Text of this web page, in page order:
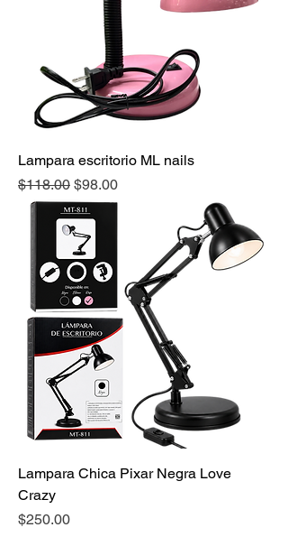
Lampara escritorio ML nails
Precio
$118.00 Precio de oferta
$98.00
Lampara Chica Pixar Negra Love
Crazy
Precio
$250.00